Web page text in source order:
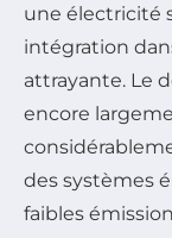
une électricité
intégration
attrayante. Le
encore
des systèmes
faibles